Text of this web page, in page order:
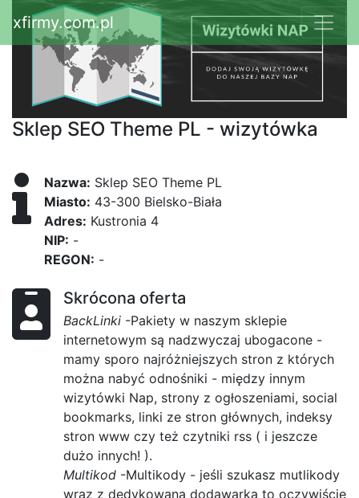
xfirmy.com.pl
Sklep SEO Theme PL - wizytówka
Nazwa: Sklep SEO Theme PL
Miasto: 43-300 Bielsko-Biała
Adres: Kustronia 4
NIP: -
REGON: -
Skrócona oferta
BackLinki -Pakiety w naszym sklepie
internetowym są nadzwyczaj ubogacone -
mamy sporo najróżniejszych stron z których
można nabyć odnośniki - między innym
wizytówki Nap, strony z ogłoszeniami, social
bookmarks, linki ze stron głównych, indeksy
stron www czy też czytniki rss ( i jeszcze
dużo innych! ).
Multikod -Multikody - jeśli szukasz mutlikody
wraz z dedykowaną dodawarką to oczywiście